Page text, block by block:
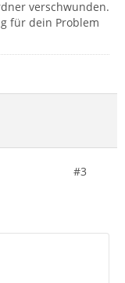
verschwunden.
für dein Problem
#3